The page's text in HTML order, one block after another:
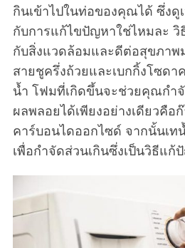
กินเข้าไปในท่อของคุณได้ ซึ่งดู
กับการแก้ไขปัญหาใช่ไหมละ
กับสิ่งแวดล้อมและดีต่อสุขภาพ
สายชูครึ่งถ้วยและเบกกิ้งโซดา
น้ำ โฟมที่เกิดขึ้นจะช่วยคุณกำ
ผลพลอยได้เพียงอย่างเดียวคือ
คาร์บอนไดออกไซด์ จากนั้นเท
เพื่อกำจัดส่วนเกินซึ่งเป็นวิธีแก้